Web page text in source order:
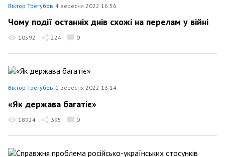
Віктор Трегубов 4 вересня 2022 16:56
Чому події останніх днів схожі на перелам у війні
10592 224 0
Віктор Трегубов 1 вересня 2022 13:14
«Як держава багатіє»
18924 395 0